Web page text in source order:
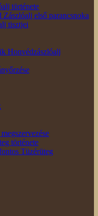
története
első parancsnoka
tisztjei
Honvédzászlóalj
története
Tüzérüteg